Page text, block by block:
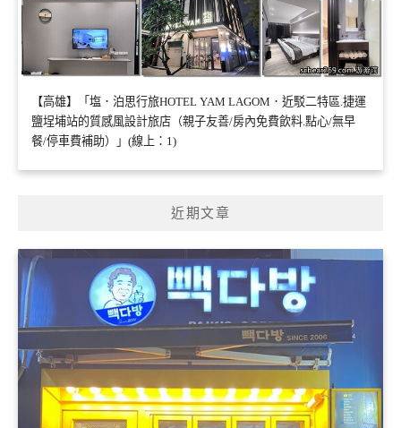
【高雄】「塩．泊思行旅HOTEL YAM LAGOM．近駁二特區.捷運
鹽埕埔站的質感風設計旅店（親子友善/房內免費飲料.點心/無早
餐/停車費補助）」(線上：1)
近期文章